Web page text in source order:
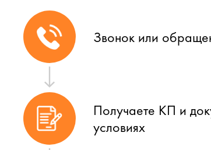
Звонок или
Получаете КП и
условиях